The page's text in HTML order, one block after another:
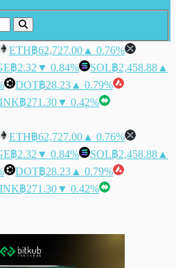
ETH฿62,727.00 ▲ 0.76%
฿2.32 ▼ 0.84% SOL฿2,458.88 ▲
DOT฿28.23 ▲ 0.79%
฿271.30▼ 0.42%
ETH฿62,727.00 ▲ 0.76%
฿2.32 ▼ 0.84% SOL฿2,458.88 ▲
DOT฿28.23 ▲ 0.79%
฿271.30▼ 0.42%